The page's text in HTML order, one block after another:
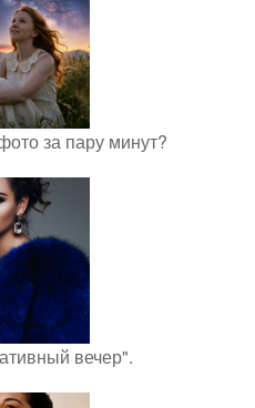
за пару минут?
вечер".